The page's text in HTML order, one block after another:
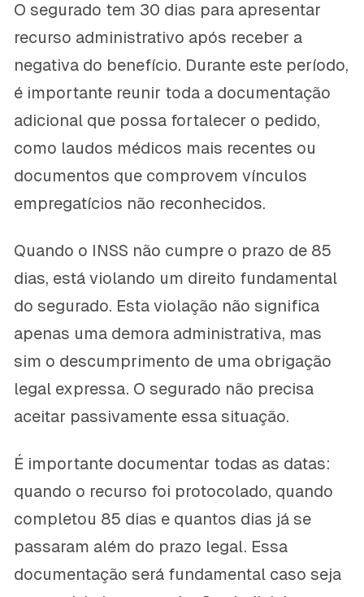
O segurado tem 30 dias para apresentar
recurso administrativo após receber a
negativa do benefício. Durante este período,
é importante reunir toda a documentação
adicional que possa fortalecer o pedido,
como laudos médicos mais recentes ou
documentos que comprovem vínculos
empregatícios não reconhecidos.
Quando o INSS não cumpre o prazo de 85
dias, está violando um direito fundamental
do segurado. Esta violação não significa
apenas uma demora administrativa, mas
sim o descumprimento de uma obrigação
legal expressa. O segurado não precisa
aceitar passivamente essa situação.
É importante documentar todas as datas:
quando o recurso foi protocolado, quando
completou 85 dias e quantos dias já se
passaram além do prazo legal. Essa
documentação será fundamental caso seja